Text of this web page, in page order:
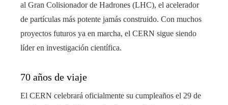
al Gran Colisionador de Hadrones (LHC), el acelerador
de partículas más potente jamás construido. Con muchos
proyectos futuros ya en marcha, el CERN sigue siendo
líder en investigación científica.
70 años de viaje
El CERN celebrará oficialmente su cumpleaños el 29 de